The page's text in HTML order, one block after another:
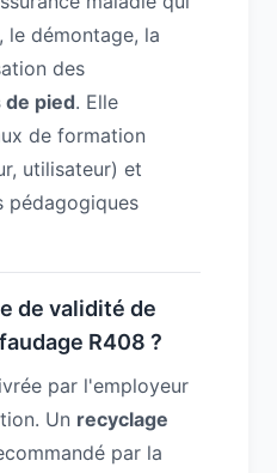
le démontage, la
des
pied. Elle
de formation
utilisateur) et
pédagogiques
de validité de
R408 ?
par l'employeur
Un recyclage
par la